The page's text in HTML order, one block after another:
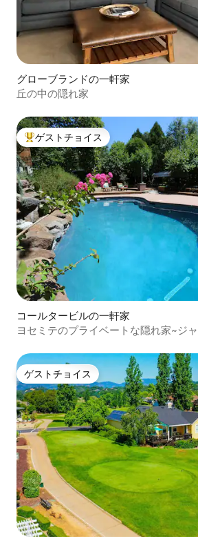
グローブランドの一軒家
丘の中の隠れ家
大好評のゲストチョイスです。
ゲストチョイス
コールタービルの一軒家
ヨセミテのプライベートな隠れ家~ジ
ゲストチョイス
ゲストチョイス